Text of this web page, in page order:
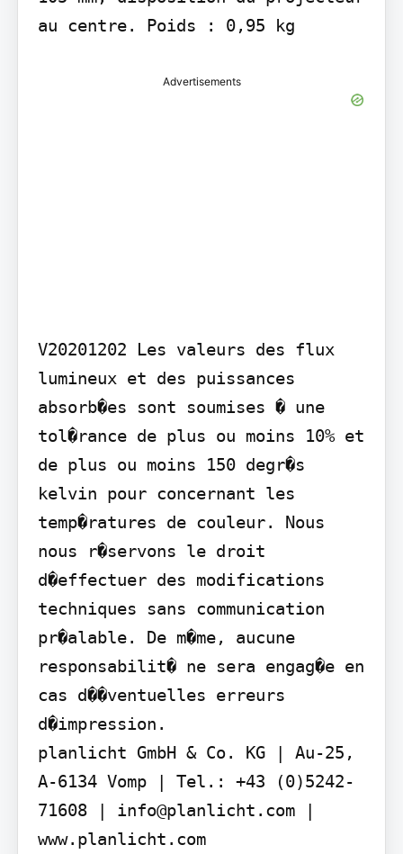
au centre. Poids : 0,95 kg
Advertisements
V20201202 Les valeurs des flux
lumineux et des puissances
absorb�es sont soumises � une
tol�rance de plus ou moins 10% et
de plus ou moins 150 degr�s
kelvin pour concernant les
temp�ratures de couleur. Nous
nous r�servons le droit
d�effectuer des modifications
techniques sans communication
pr�alable. De m�me, aucune
responsabilit� ne sera engag�e en
cas d��ventuelles erreurs
d�impression.
planlicht GmbH & Co. KG | Au-25,
A-6134 Vomp | Tel.: +43 (0)5242-
71608 | info@planlicht.com |
www.planlicht.com